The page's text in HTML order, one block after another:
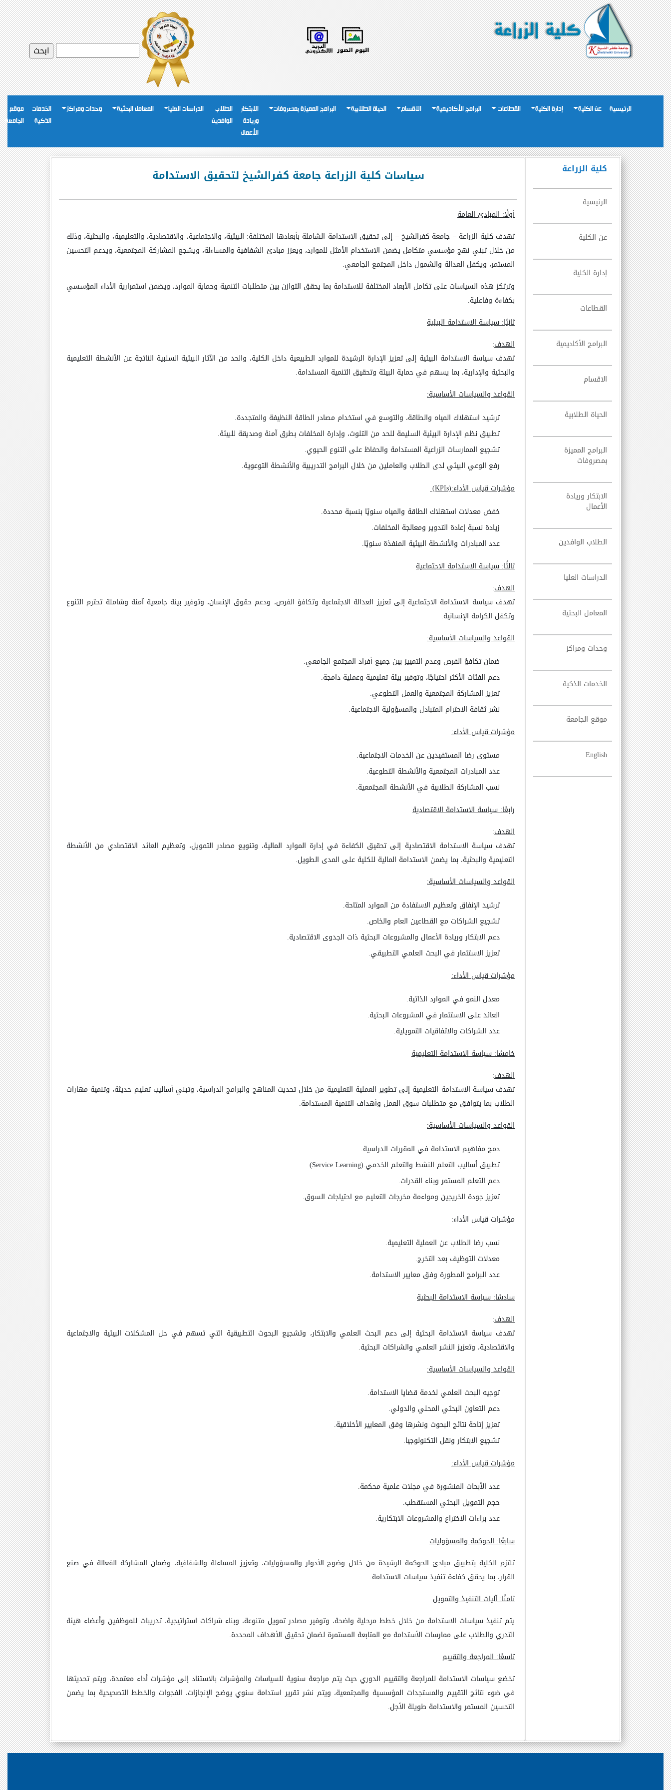
الرئيسية عن الكلية إدارة الكلية القطاعات البرامج الأكاديمية الاقسام الحياة الطلابية البرامج المميزة بمصروفات
الابتكار
وريادة
الأعمال
الطلاب
الوافدين
الدراسات العليا المعامل البحثية وحدات ومراكز
الخدمات
الذكية
موقع
الجامعة
كلية الزراعة
الرئيسية
عن الكلية
إدارة الكلية
القطاعات
البرامج الأكاديمية
الاقسام
الحياة الطلابية
البرامج المميزة
بمصروفات
الابتكار وريادة
الأعمال
الطلاب الوافدين
الدراسات العليا
المعامل البحثية
وحدات ومراكز
الخدمات الذكية
موقع الجامعة
English
سياسات كلية الزراعة جامعة كفرالشيخ لتحقيق الاستدامة
أولًا: المبادئ العامة
تهدف كلية الزراعة– جامعة كفرالشيخ– إلى تحقيق الاستدامة الشاملة بأبعادها المختلفة: البيئية، والاجتماعية، والاقتصادية، والتعليمية، والبحثية، وذلك
من خلال تبني نهج مؤسسي متكامل يضمن الاستخدام الأمثل للموارد، ويعزز مبادئ الشفافية والمساءلة، ويشجع المشاركة المجتمعية، ويدعم التحسين
المستمر، ويكفل العدالة والشمول داخل المجتمع الجامعي.
وترتكز هذه السياسات على تكامل الأبعاد المختلفة للاستدامة بما يحقق التوازن بين متطلبات التنمية وحماية الموارد، ويضمن استمرارية الأداء المؤسسي
بكفاءة وفاعلية.
ثانيًا: سياسة الاستدامة البيئية
الهدف:
تهدف سياسة الاستدامة البيئية إلى تعزيز الإدارة الرشيدة للموارد الطبيعية داخل الكلية، والحد من الآثار البيئية السلبية الناتجة عن الأنشطة التعليمية
والبحثية والإدارية، بما يسهم في حماية البيئة وتحقيق التنمية المستدامة.
القواعد والسياسات الأساسية:
ترشيد استهلاك المياه والطاقة، والتوسع في استخدام مصادر الطاقة النظيفة والمتجددة.
تطبيق نظم الإدارة البيئية السليمة للحد من التلوث، وإدارة المخلفات بطرق آمنة وصديقة للبيئة.
تشجيع الممارسات الزراعية المستدامة والحفاظ على التنوع الحيوي.
رفع الوعي البيئي لدى الطلاب والعاملين من خلال البرامج التدريبية والأنشطة التوعوية.
مؤشرات قياس الأداء(KPIs):
خفض معدلات استهلاك الطاقة والمياه سنويًا بنسبة محددة.
زيادة نسبة إعادة التدوير ومعالجة المخلفات.
عدد المبادرات والأنشطة البيئية المنفذة سنويًا.
ثالثًا: سياسة الاستدامة الاجتماعية
الهدف:
تهدف سياسة الاستدامة الاجتماعية إلى تعزيز العدالة الاجتماعية وتكافؤ الفرص، ودعم حقوق الإنسان، وتوفير بيئة جامعية آمنة وشاملة تحترم التنوع
وتكفل الكرامة الإنسانية.
القواعد والسياسات الأساسية:
ضمان تكافؤ الفرص وعدم التمييز بين جميع أفراد المجتمع الجامعي.
دعم الفئات الأكثر احتياجًا، وتوفير بيئة تعليمية وعملية دامجة.
تعزيز المشاركة المجتمعية والعمل التطوعي.
نشر ثقافة الاحترام المتبادل والمسؤولية الاجتماعية.
مؤشرات قياس الأداء:
مستوى رضا المستفيدين عن الخدمات الاجتماعية.
عدد المبادرات المجتمعية والأنشطة التطوعية.
نسب المشاركة الطلابية في الأنشطة المجتمعية.
رابعًا: سياسة الاستدامة الاقتصادية
الهدف:
تهدف سياسة الاستدامة الاقتصادية إلى تحقيق الكفاءة في إدارة الموارد المالية، وتنويع مصادر التمويل، وتعظيم العائد الاقتصادي من الأنشطة
التعليمية والبحثية، بما يضمن الاستدامة المالية للكلية على المدى الطويل.
القواعد والسياسات الأساسية:
ترشيد الإنفاق وتعظيم الاستفادة من الموارد المتاحة.
تشجيع الشراكات مع القطاعين العام والخاص.
دعم الابتكار وريادة الأعمال والمشروعات البحثية ذات الجدوى الاقتصادية.
تعزيز الاستثمار في البحث العلمي التطبيقي.
مؤشرات قياس الأداء:
معدل النمو في الموارد الذاتية.
العائد على الاستثمار في المشروعات البحثية.
عدد الشراكات والاتفاقيات التمويلية.
خامسًا: سياسة الاستدامة التعليمية
الهدف:
تهدف سياسة الاستدامة التعليمية إلى تطوير العملية التعليمية من خلال تحديث المناهج والبرامج الدراسية، وتبني أساليب تعليم حديثة، وتنمية مهارات
الطلاب بما يتوافق مع متطلبات سوق العمل وأهداف التنمية المستدامة.
القواعد والسياسات الأساسية:
دمج مفاهيم الاستدامة في المقررات الدراسية.
تطبيق أساليب التعلم النشط والتعلم الخدمي(Service Learning).
دعم التعلم المستمر وبناء القدرات.
تعزيز جودة الخريجين ومواءمة مخرجات التعليم مع احتياجات السوق.
مؤشرات قياس الأداء:
نسب رضا الطلاب عن العملية التعليمية.
معدلات التوظيف بعد التخرج.
عدد البرامج المطورة وفق معايير الاستدامة.
سادسًا: سياسة الاستدامة البحثية
الهدف:
تهدف سياسة الاستدامة البحثية إلى دعم البحث العلمي والابتكار، وتشجيع البحوث التطبيقية التي تسهم في حل المشكلات البيئية والاجتماعية
والاقتصادية، وتعزيز النشر العلمي والشراكات البحثية.
القواعد والسياسات الأساسية:
توجيه البحث العلمي لخدمة قضايا الاستدامة.
دعم التعاون البحثي المحلي والدولي.
تعزيز إتاحة نتائج البحوث ونشرها وفق المعايير الأخلاقية.
تشجيع الابتكار ونقل التكنولوجيا.
مؤشرات قياس الأداء:
عدد الأبحاث المنشورة في مجلات علمية محكمة.
حجم التمويل البحثي المستقطب.
عدد براءات الاختراع والمشروعات الابتكارية.
سابعًا: الحوكمة والمسؤوليات
تلتزم الكلية بتطبيق مبادئ الحوكمة الرشيدة من خلال وضوح الأدوار والمسؤوليات، وتعزيز المساءلة والشفافية، وضمان المشاركة الفعالة في صنع
القرار، بما يحقق كفاءة تنفيذ سياسات الاستدامة.
ثامنًا: آليات التنفيذ والتمويل
يتم تنفيذ سياسات الاستدامة من خلال خطط مرحلية واضحة، وتوفير مصادر تمويل متنوعة، وبناء شراكات استراتيجية، تدريبات للموظفين وأعضاء هيئة
التدري والطلاب على ممارسات الأستدامة مع المتابعة المستمرة لضمان تحقيق الأهداف المحددة.
تاسعًا: المراجعة والتقييم
تخضع سياسات الاستدامة للمراجعة والتقييم الدوري حيث يتم مراجعة سنوية للسياسات والمؤشرات بالاستناد إلى مؤشرات أداء معتمدة، ويتم تحديثها
في ضوء نتائج التقييم والمستجدات المؤسسية والمجتمعية، ويتم نشر تقرير استدامة سنوي يوضح الإنجازات، الفجوات والخطط التصحيحية بما يضمن
التحسين المستمر والاستدامة طويلة الأجل.